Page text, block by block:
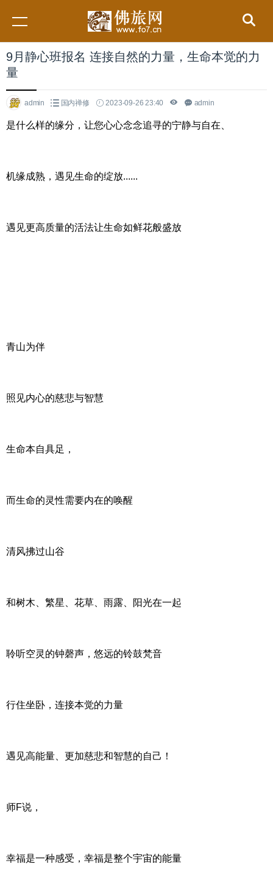
9月静心班报名 连接自然的力量，生命本觉的力
量
admin 国内禅修 2023-09-26 23:40 admin
是什么样的缘分，让您心心念念追寻的宁静与自在、
机缘成熟，遇见生命的绽放......
遇见更高质量的活法让生命如鲜花般盛放
青山为伴
照见内心的慈悲与智慧
生命本自具足，
而生命的灵性需要内在的唤醒
清风拂过山谷
和树木、繁星、花草、雨露、阳光在一起
聆听空灵的钟磬声，悠远的铃鼓梵音
行住坐卧，连接本觉的力量
遇见高能量、更加慈悲和智慧的自己！
师F说，
幸福是一种感受，幸福是整个宇宙的能量